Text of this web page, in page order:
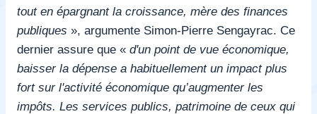
tout en épargnant la croissance, mère des finances
publiques », argumente Simon-Pierre Sengayrac. Ce
dernier assure que « d'un point de vue économique,
baisser la dépense a habituellement un impact plus
fort sur l'activité économique qu’augmenter les
impôts. Les services publics, patrimoine de ceux qui